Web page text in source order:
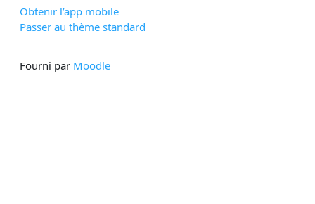
Obtenir l’app mobile
Passer au thème standard
Fourni par Moodle